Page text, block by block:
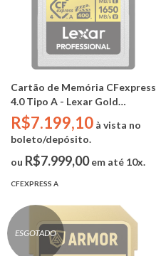
Cartão de Memória CFexpress
4.0 Tipo A - Lexar Gold
Professional 2TB (PCIe Gen 4 -
R 1800mb/s W 1650mb/s -
VPG200-8k/IP68) -
LCAEXG4002T-RNENG
R$7.199,10 à vista no
boleto/depósito.
ou R$7.999,00em até 10x.
CFEXPRESS A
ESGOTADO